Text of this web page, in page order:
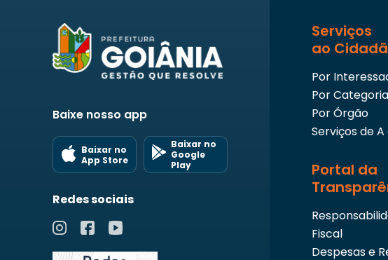
Baixe nosso app
Baixar no
App Store
Baixar no
Google
Play
Redes sociais
Serviços
ao
Por
Por Categoria
Por Órgão
Serviços de A
Portal da
Fiscal
Despesas e